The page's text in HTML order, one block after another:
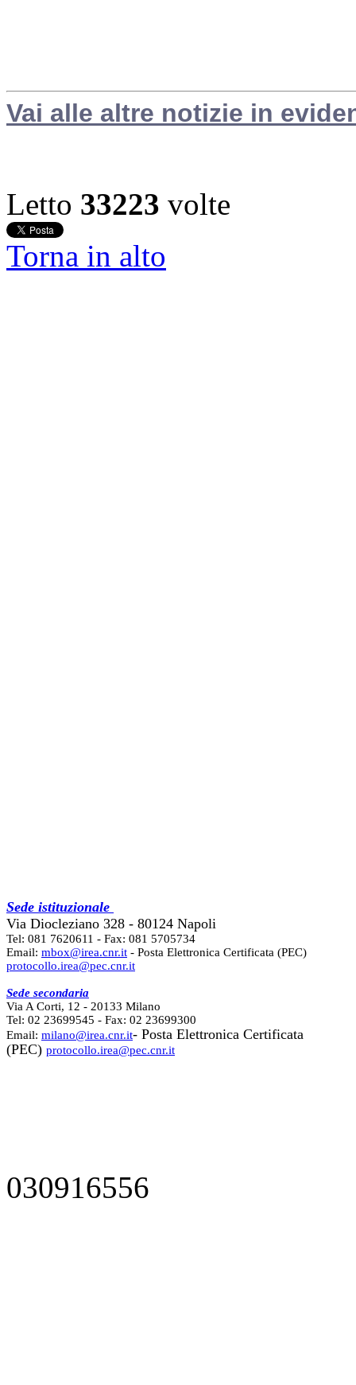
Vai alle altre notizie in
Letto 33223 volte
Torna in alto
Sede istituzionale
Via Diocleziano 328 - 80124 Napoli
Tel: 081 7620611 - Fax: 081 5705734
Email: mbox@irea.cnr.it - Posta Elettronica Certificata (PEC)
protocollo.irea@pec.cnr.it
Sede secondaria
Via A Corti, 12 - 20133 Milano
Tel: 02 23699545 - Fax: 02 23699300
Email: milano@irea.cnr.it- Posta Elettronica Certificata
(PEC) protocollo.irea@pec.cnr.it
030916556